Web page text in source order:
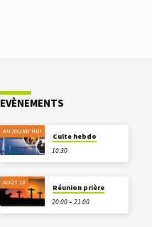
EVÈNEMENTS
AUJOURD'HUI
Culte hebdo
10:30
AOÛT 12
Réunion prière
20:00 – 21:00